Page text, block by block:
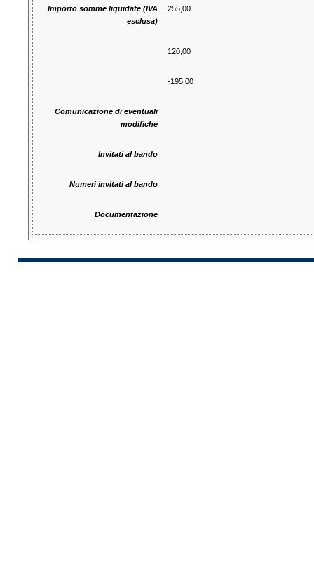
Importo somme liquidate (IVA
esclusa)
255,00
120,00
-195,00
Comunicazione di eventuali
modifiche
Invitati al bando
Numeri invitati al bando
Documentazione